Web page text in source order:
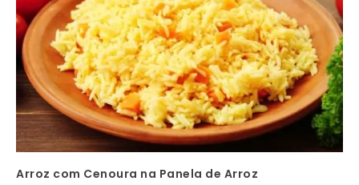
Arroz com Cenoura na Panela de Arroz